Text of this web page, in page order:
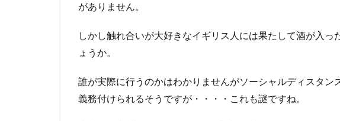
がありません。
しかし触れ合いが大好きなイギリス人には果たして酒が入っ
ょうか。
誰が実際に行うのかはわかりませんがソーシャルディスタン
義務付けられるそうですが・・・・これも謎ですね。